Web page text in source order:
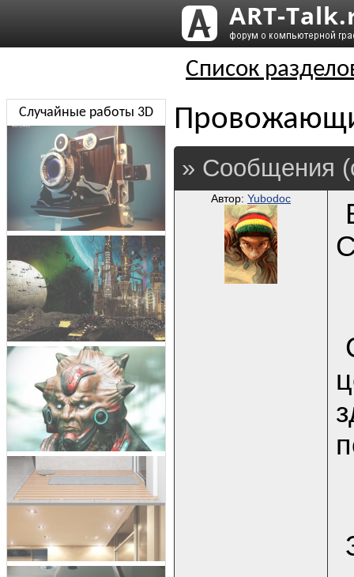
Список
» Сообщения
Автор: Yubodoc
Случайные работы 3D